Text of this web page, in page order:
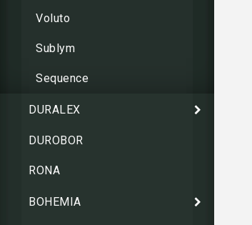
Voluto
Sublym
Sequence
DURALEX
DUROBOR
RONA
BOHEMIA